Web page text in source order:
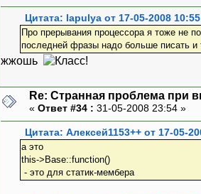
template<class T>
vector::vector(int
:_size(size)
{
_base =
for(int i=0;
{
elem-
elem++;
}
Цитата: lapulya от 17-05-2008 10:55
Про прерывания процессора я тоже не
последней фразы надо больше писать и
жжошь
Re: Странная проблема при
« Ответ #34 : 31-05-2008 23:54 »
Цитата: Алексей1153++ от 17-05-
а это
this->Base::function()
- это для статик-мембера